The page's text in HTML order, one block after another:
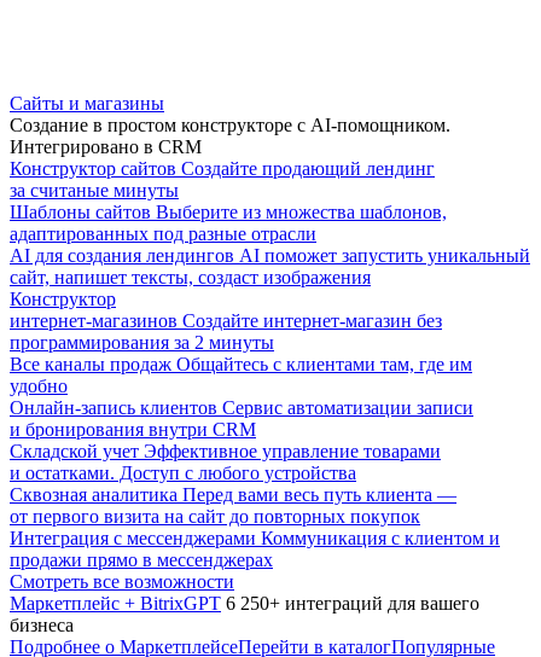
Сайты и магазины
Создание в простом конструкторе с AI-помощником.
Интегрировано в CRM
Конструктор сайтов Создайте продающий лендинг
за считаные минуты
Шаблоны сайтов Выберите из множества шаблонов,
адаптированных под разные отрасли
AI для создания лендингов AI поможет запустить уникальный
сайт, напишет тексты, создаст изображения
Конструктор
интернет-магазинов Создайте интернет-магазин без
программирования за 2 минуты
Все каналы продаж Общайтесь с клиентами там, где им
удобно
Онлайн-запись клиентов Сервис автоматизации записи
и бронирования внутри CRM
Складской учет Эффективное управление товарами
и остатками. Доступ с любого устройства
Сквозная аналитика Перед вами весь путь клиента —
от первого визита на сайт до повторных покупок
Интеграция с мессенджерами Коммуникация с клиентом и
продажи прямо в мессенджерах
Смотреть все возможности
Маркетплейс + BitrixGPT 6 250+ интеграций для вашего
бизнеса
Подробнее о МаркетплейсеПерейти в каталогПопулярные